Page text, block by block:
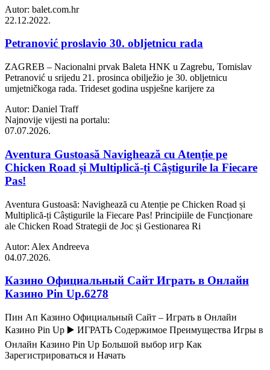
Autor: balet.com.hr
22.12.2022.
Petranović proslavio 30. obljetnicu rada
ZAGREB – Nacionalni prvak Baleta HNK u Zagrebu, Tomislav
Petranović u srijedu 21. prosinca obilježio je 30. obljetnicu
umjetničkoga rada. Trideset godina uspješne karijere za
Autor: Daniel Traff
Najnovije vijesti na portalu:
07.07.2026.
Aventura Gustoasă Navighează cu Atenție pe
Chicken Road și Multiplică-ți Câștigurile la Fiecare
Pas!
Aventura Gustoasă: Navighează cu Atenție pe Chicken Road și
Multiplică-ți Câștigurile la Fiecare Pas! Principiile de Funcționare
ale Chicken Road Strategii de Joc și Gestionarea Ri
Autor: Alex Andreeva
04.07.2026.
Казино Официальный Сайт Играть в Онлайн
Казино Pin Up.6278
Пин Ап Казино Официальный Сайт – Играть в Онлайн
Казино Pin Up ▶️ ИГРАТЬ Содержимое Преимущества Игры в
Онлайн Казино Pin Up Большой выбор игр Как
Зарегистрироваться и Начать